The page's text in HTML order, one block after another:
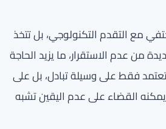
مع التقدم التكنولوجي، بل تتخذ
من عدم الاستقرار، ما يزيد الحاجة
تعتمد فقط على وسيلة تبادل، بل على
القضاء على عدم اليقين تشبه